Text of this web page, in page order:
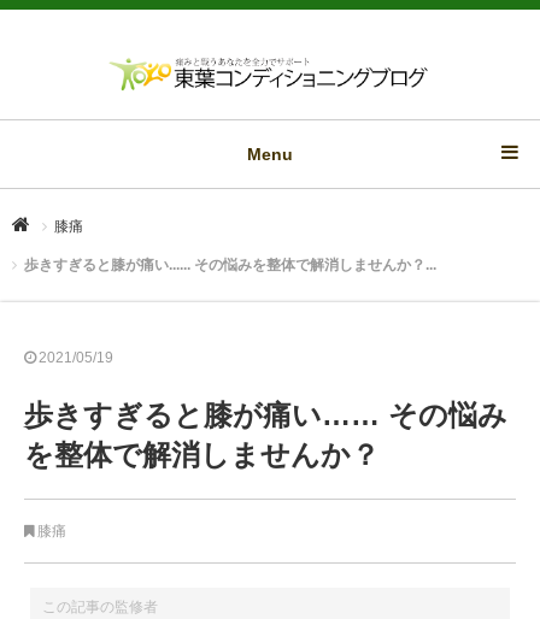
Menu
膝痛
歩きすぎると膝が痛い...... その悩みを整体で解消しませんか？...
2021/05/19
歩きすぎると膝が痛い…… その悩み
を整体で解消しませんか？
膝痛
この記事の監修者